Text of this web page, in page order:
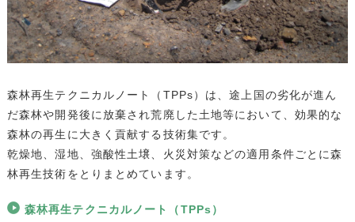
森林再生テクニカルノート（TPPs）は、途上国の劣化が進ん
だ森林や開発後に放棄され荒廃した土地等において、効果的な
森林の再生に大きく貢献する技術集です。
乾燥地、湿地、強酸性土壌、火災対策などの適用条件ごとに森
林再生技術をとりまとめています。
森林再生テクニカルノート（TPPs）